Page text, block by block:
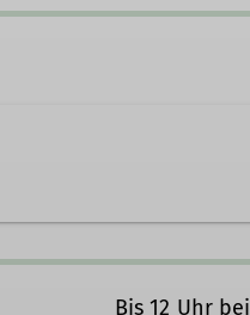
Bis 12 Uhr bei